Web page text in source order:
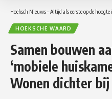
Hoeksch Nieuws – Altijd als eerste op de hoogte
HOEKSCHE WAARD
Samen bouwen
‘mobiele
Wonen dichter